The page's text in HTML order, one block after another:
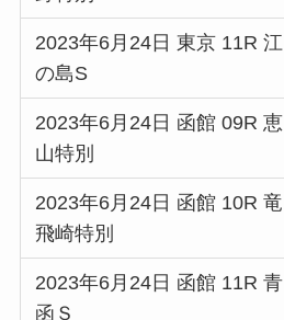
2023年6月24日 東京 11R 江
の島S
2023年6月24日 函館 09R 恵
山特別
2023年6月24日 函館 10R 竜
飛崎特別
2023年6月24日 函館 11R 青
函Ｓ